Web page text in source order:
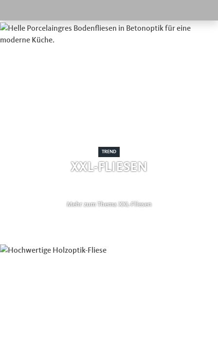
TREND
XXL-FLIESEN
Mehr zum Thema XXL-Fliesen